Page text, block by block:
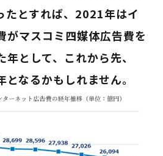
たとすれば、2021年はイ
がマスコミ四媒体広告費を
として、これから先、
なるかもしれません。